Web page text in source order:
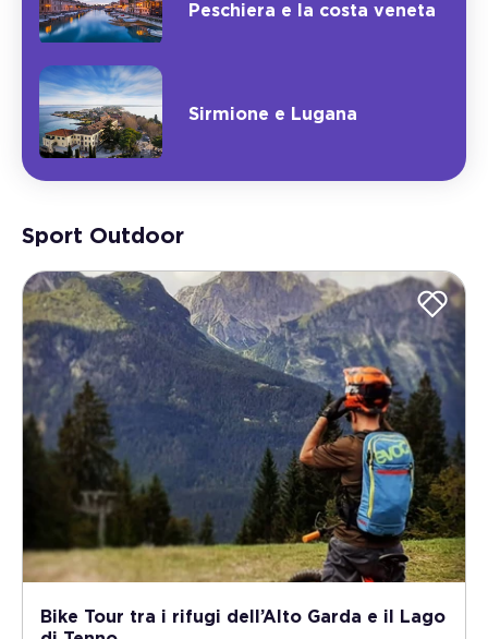
Peschiera e la costa veneta
Sirmione e Lugana
Sport Outdoor
Bike Tour tra i rifugi dell’Alto Garda e il Lago